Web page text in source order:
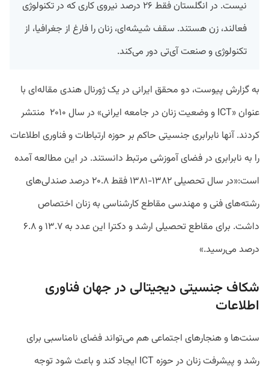
نیست. در انگلستان فقط ۲۶ درصد نیروی کاری که در تکنولوژی
فعالند، زن هستند. سقف شیشه‌ای، زنان را فارغ از جغرافیا، از
تکنولوژی و صنعت آی‌تی دور می‌کند.
به گزارش پیوست، دو محقق ایرانی در یک ژورنال هندی مقاله‌ای با
عنوان «ICT و وضعیت زنان در جامعه ایرانی» در سال ۲۰۱۰ منتشر
کردند. آنها نابرابری جنسیتی حاکم بر حوزه ارتباطات و فناوری اطلاعات
را به نابرابری در فضای آموزشی مرتبط دانستند. در این مطالعه آمده
است:«در سال تحصیلی ۱۳۸۲-۱۳۸۱ فقط ۲۰.۸ درصد صندلی‌های
رشته‌های فنی و مهندسی مقاطع کارشناسی به زنان اختصاص
داشت. برای مقاطع تحصیلی ارشد و دکترا این عدد به ۱۳.۷ و ۶.۸
درصد می‌رسید.»
شکاف جنسیتی دیجیتالی در جهان فناوری
اطلاعات
سنت‌ها و هنجارهای اجتماعی هم می‌تواند فضای نامناسبی برای
رشد و پیشرفت زنان در حوزه ICT ایجاد کند و باعث شود توجه